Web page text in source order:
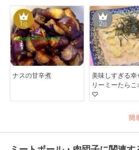
1位
ナスの甘辛煮
2位
美味しすぎる
リーミーたらこ
♡
簡